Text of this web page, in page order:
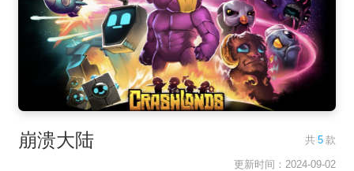
崩溃大陆 共 5 款
更新时间：2024-09-02